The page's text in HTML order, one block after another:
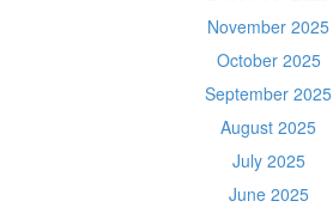
November 2025
October 2025
September 2025
August 2025
July 2025
June 2025